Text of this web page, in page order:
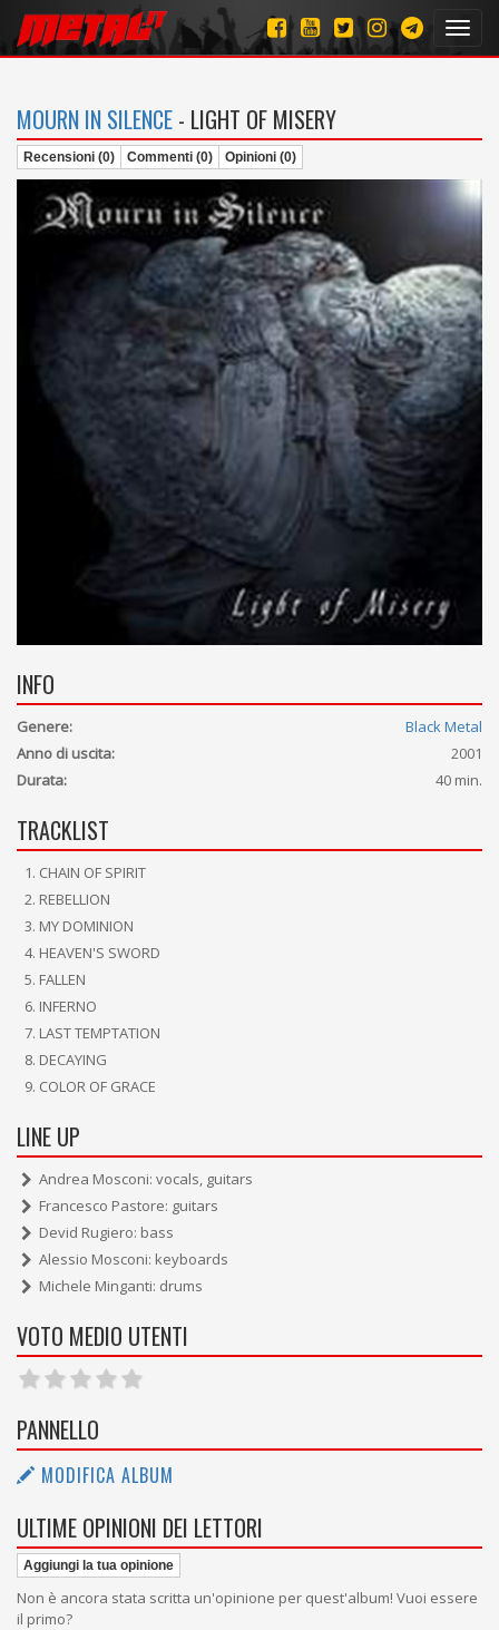
MOURN IN SILENCE - LIGHT OF MISERY
Recensioni (0) Commenti (0) Opinioni (0)
INFO
Genere:
Black Metal
Anno di uscita:
2001
Durata:
40 min.
TRACKLIST
CHAIN OF SPIRIT
REBELLION
MY DOMINION
HEAVEN'S SWORD
FALLEN
INFERNO
LAST TEMPTATION
DECAYING
COLOR OF GRACE
LINE UP
Andrea Mosconi: vocals, guitars
Francesco Pastore: guitars
Devid Rugiero: bass
Alessio Mosconi: keyboards
Michele Minganti: drums
VOTO MEDIO UTENTI
PANNELLO
MODIFICA ALBUM
ULTIME OPINIONI DEI LETTORI
Aggiungi la tua opinione
Non è ancora stata scritta un'opinione per quest'album! Vuoi essere
il primo?